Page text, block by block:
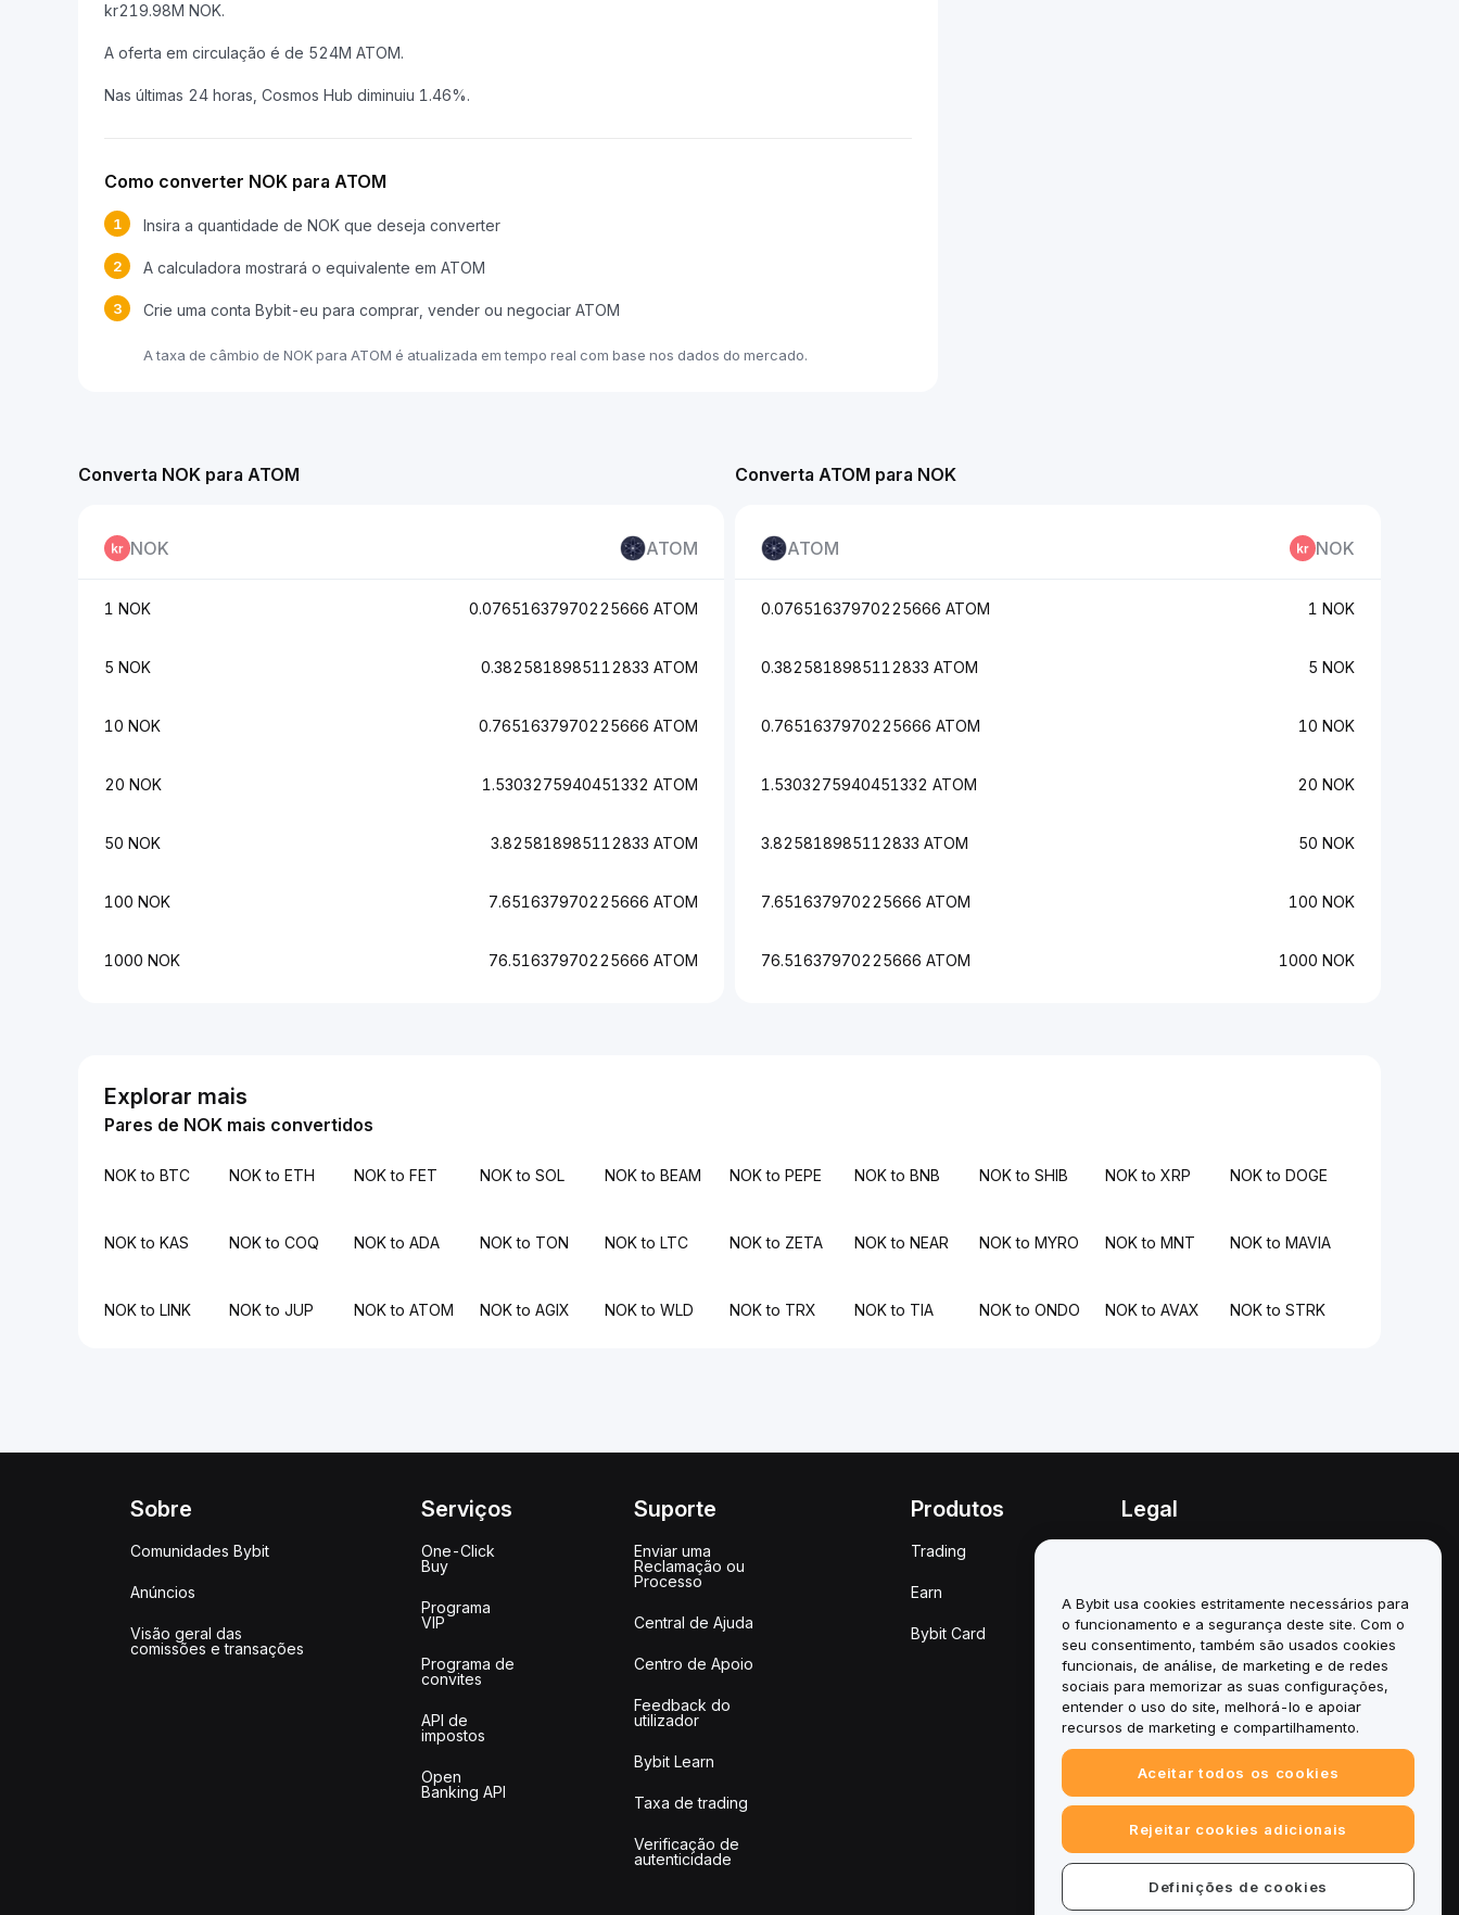
kr219.98M NOK.
A oferta em circulação é de 524M ATOM.
Nas últimas 24 horas, Cosmos Hub diminuiu 1.46%.
Como converter NOK para ATOM
1 Insira a quantidade de NOK que deseja converter
2 A calculadora mostrará o equivalente em ATOM
3 Crie uma conta Bybit-eu para comprar, vender ou negociar ATOM
A taxa de câmbio de NOK para ATOM é atualizada em tempo real com base nos dados do mercado.
Converta ATOM para NOK
ATOM NOK
0.07651637970225666 ATOM 1 NOK
0.3825818985112833 ATOM 5 NOK
0.7651637970225666 ATOM 10 NOK
1.5303275940451332 ATOM 20 NOK
3.825818985112833 ATOM 50 NOK
7.651637970225666 ATOM 100 NOK
76.51637970225666 ATOM 1000 NOK
Converta NOK para ATOM
NOK ATOM
1 NOK 0.07651637970225666 ATOM
5 NOK 0.3825818985112833 ATOM
10 NOK 0.7651637970225666 ATOM
20 NOK 1.5303275940451332 ATOM
50 NOK 3.825818985112833 ATOM
100 NOK 7.651637970225666 ATOM
1000 NOK 76.51637970225666 ATOM
Explorar mais
Pares de NOK mais convertidos
NOK to BTC NOK to ETH NOK to FET NOK to SOL NOK to BEAM NOK to PEPE NOK to BNB NOK to SHIB NOK to XRP NOK to DOGE
NOK to KAS NOK to COQ NOK to ADA NOK to TON NOK to LTC NOK to ZETA NOK to NEAR NOK to MYRO NOK to MNT NOK to MAVIA
NOK to LINK NOK to JUP NOK to ATOM NOK to AGIX NOK to WLD NOK to TRX NOK to TIA NOK to ONDO NOK to AVAX NOK to STRK
Sobre
Comunidades Bybit
Anúncios
Visão geral das
comissões e transações
Serviços
One-Click
Buy
Programa
VIP
Programa de
convites
API de
impostos
Open
Banking API
Suporte
Enviar uma
Reclamação ou
Processo
Central de Ajuda
Centro de Apoio
Feedback do
utilizador
Bybit Learn
Taxa de trading
Verificação de
autenticidade
Produtos
Trading
Earn
Bybit Card
Legal
Resumo da Política de
Custódia e Administração
Informação ESG
White Papers de
criptoativos
A Bybit usa cookies estritamente necessários para
o funcionamento e a segurança deste site. Com o
seu consentimento, também são usados cookies
funcionais, de análise, de marketing e de redes
sociais para memorizar as suas configurações,
entender o uso do site, melhorá-lo e apoiar
recursos de marketing e compartilhamento.
Aceitar todos os cookies
Rejeitar cookies adicionais
Definições de cookies